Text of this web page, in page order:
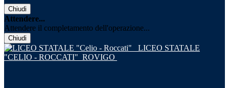
Chiudi
Attendere...
Attendere il completamento dell'operazione...
Chiudi
LICEO STATALE
"CELIO - ROCCATI" ROVIGO